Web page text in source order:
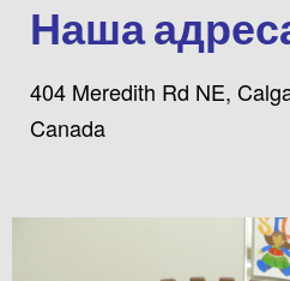
Наша
404 Meredith Rd NE,
Canada